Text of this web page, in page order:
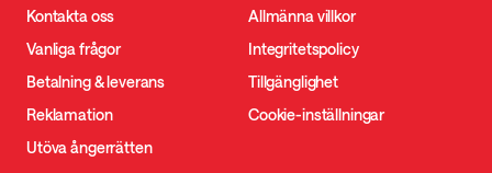
Kontakta oss
Vanliga frågor
Betalning & leverans
Reklamation
Utöva ångerrätten
Allmänna villkor
Integritetspolicy
Tillgänglighet
Cookie-inställningar